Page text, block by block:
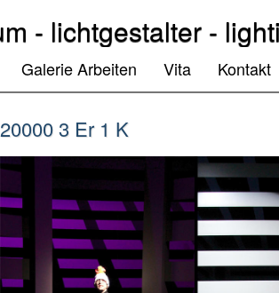
- lichtgestalter -
Galerie Arbeiten Vita Kontakt
20000 3 Er 1 K